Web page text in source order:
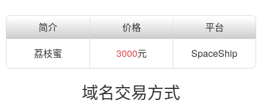
简介 价格
平台
荔枝蜜
3000元 SpaceShip
域名交易方式